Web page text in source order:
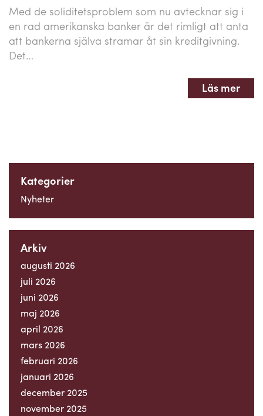
Med de soliditetsproblem som nu avtecknar sig i
en rad amerikanska banker är det rimligt att anta
att bankerna själva stramar åt sin kreditgivning.
Det…
Läs mer
Kategorier
Nyheter
Arkiv
augusti 2026
juli 2026
juni 2026
maj 2026
april 2026
mars 2026
februari 2026
januari 2026
december 2025
november 2025